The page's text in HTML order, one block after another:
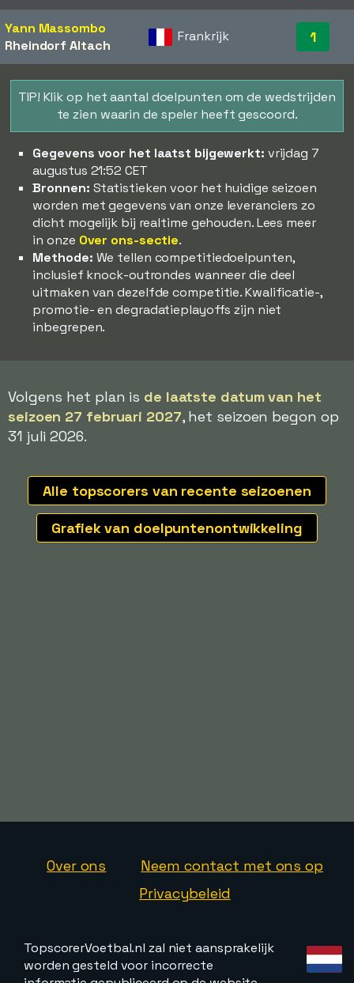
Yann Massombo
Rheindorf Altach
Frankrijk 1
TIP! Klik op het aantal doelpunten om de wedstrijden
te zien waarin de speler heeft gescoord.
Gegevens voor het laatst bijgewerkt: vrijdag 7
augustus 21:52 CET
Bronnen: Statistieken voor het huidige seizoen
worden met gegevens van onze leveranciers zo
dicht mogelijk bij realtime gehouden. Lees meer
in onze Over ons-sectie.
Methode: We tellen competitiedoelpunten,
inclusief knock-outrondes wanneer die deel
uitmaken van dezelfde competitie. Kwalificatie-,
promotie- en degradatieplayoffs zijn niet
inbegrepen.
Volgens het plan is de laatste datum van het
seizoen 27 februari 2027, het seizoen begon op
31 juli 2026.
Alle topscorers van recente seizoenen
Grafiek van doelpuntenontwikkeling
Over ons
Neem contact met ons op
Privacybeleid
TopscorerVoetbal.nl zal niet aansprakelijk
worden gesteld voor incorrecte